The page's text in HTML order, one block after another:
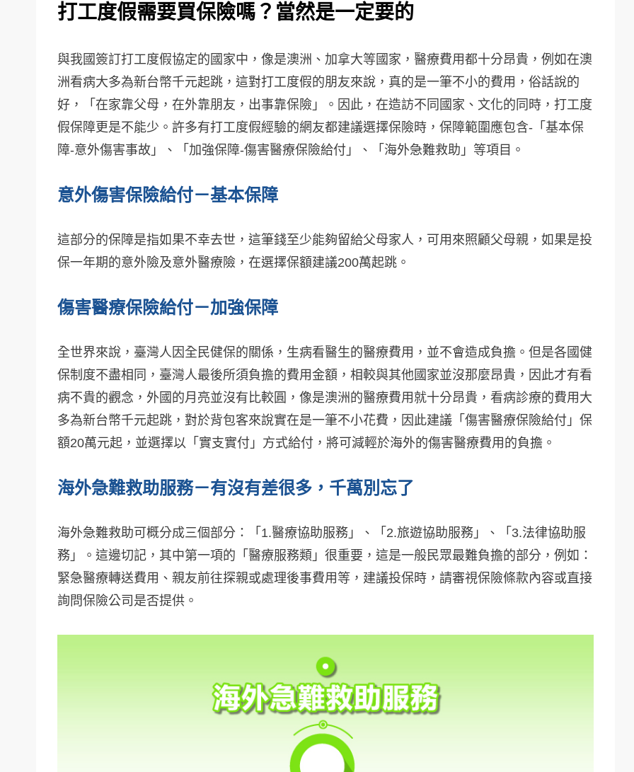
打工度假需要買保險嗎？當然是一定要的
與我國簽訂打工度假協定的國家中，像是澳洲、加拿大等國家，醫療費用都十分昂貴，例如在澳
洲看病大多為新台幣千元起跳，這對打工度假的朋友來說，真的是一筆不小的費用，俗話說的
好，「在家靠父母，在外靠朋友，出事靠保險」。因此，在造訪不同國家、文化的同時，打工度
假保障更是不能少。許多有打工度假經驗的網友都建議選擇保險時，保障範圍應包含-「基本保
障-意外傷害事故」、「加強保障-傷害醫療保險給付」、「海外急難救助」等項目。
意外傷害保險給付－基本保障
這部分的保障是指如果不幸去世，這筆錢至少能夠留給父母家人，可用來照顧父母親，如果是投
保一年期的意外險及意外醫療險，在選擇保額建議200萬起跳。
傷害醫療保險給付－加強保障
全世界來說，臺灣人因全民健保的關係，生病看醫生的醫療費用，並不會造成負擔。但是各國健
保制度不盡相同，臺灣人最後所須負擔的費用金額，相較與其他國家並沒那麼昂貴，因此才有看
病不貴的觀念，外國的月亮並沒有比較圓，像是澳洲的醫療費用就十分昂貴，看病診療的費用大
多為新台幣千元起跳，對於背包客來說實在是一筆不小花費，因此建議「傷害醫療保險給付」保
額20萬元起，並選擇以「實支實付」方式給付，將可減輕於海外的傷害醫療費用的負擔。
海外急難救助服務－有沒有差很多，千萬別忘了
海外急難救助可概分成三個部分：「1.醫療協助服務」、「2.旅遊協助服務」、「3.法律協助服
務」。這邊切記，其中第一項的「醫療服務類」很重要，這是一般民眾最難負擔的部分，例如：
緊急醫療轉送費用、親友前往探親或處理後事費用等，建議投保時，請審視保險條款內容或直接
詢問保險公司是否提供。